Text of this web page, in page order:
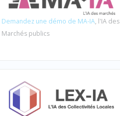
Demandez une démo de MA-IA, l'IA des
Marchés publics